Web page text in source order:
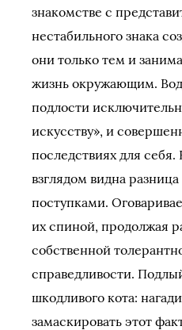
знакомстве с
нестабильного знака
они только тем и
жизнь окружающим.
подлости
искусству», и
последствиях для
взглядом видна
поступками.
их спиной, продолжая
собственной
справедливости.
шкодливого кота:
замаскировать этот